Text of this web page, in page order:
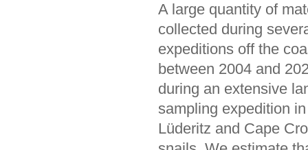
A large quantity of
collected during
expeditions off the
between 2004 and
during an extensive
sampling expedition
Lüderitz and Cape